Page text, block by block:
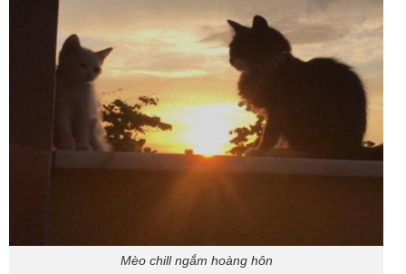
Mèo chill ngắm hoàng hôn